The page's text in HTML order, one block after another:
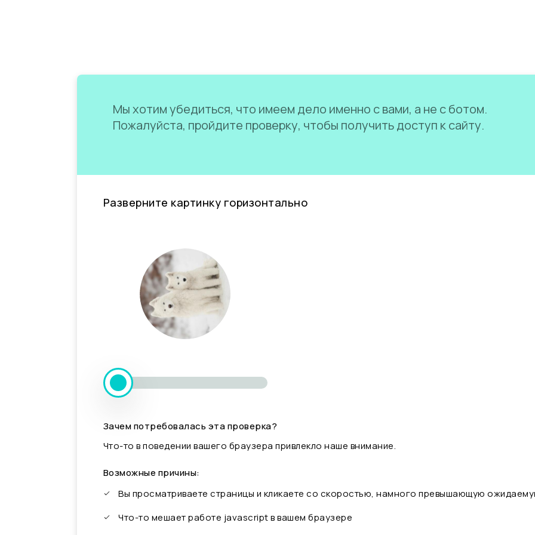
Мы хотим убедиться, что имеем дело именно с вами, а не с ботом.
Пожалуйста, пройдите проверку, чтобы получить доступ к сайту.
Разверните картинку горизонтально
Зачем потребовалась эта проверка?
Что-то в поведении вашего браузера привлекло наше внимание.
Возможные причины:
Вы просматриваете страницы и кликаете со скоростью, намного превышающую
Что-то мешает работе javascript в вашем браузере